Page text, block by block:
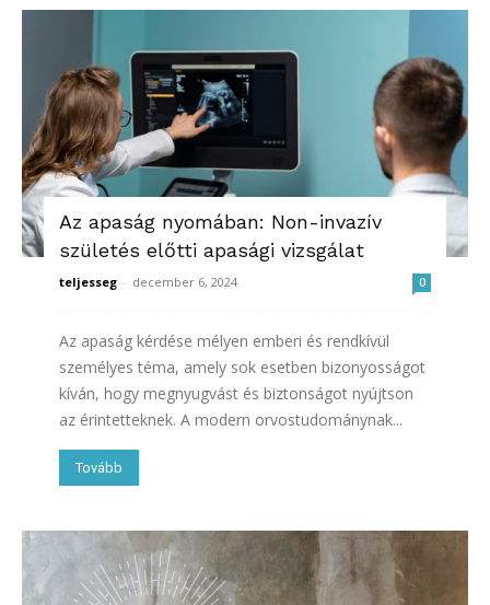
Az apaság nyomában: Non-invazív
születés előtti apasági vizsgálat
teljesseg - december 6, 2024 0
Az apaság kérdése mélyen emberi és rendkívül
személyes téma, amely sok esetben bizonyosságot
kíván, hogy megnyugvást és biztonságot nyújtson
az érintetteknek. A modern orvostudománynak...
Tovább